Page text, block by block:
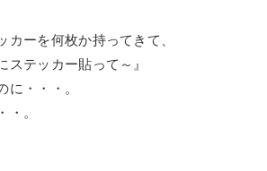
カーを何枚か持ってきて、
ステッカー貼って～』
・・・。
。